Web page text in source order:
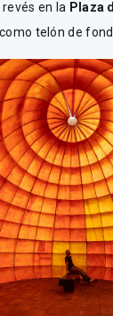
en la Plaza
telón de